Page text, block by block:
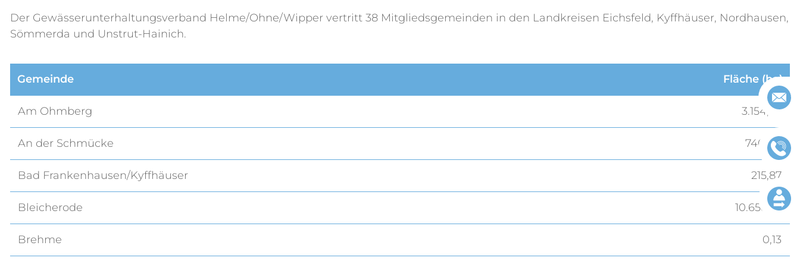
Der Gewässerunterhaltungsverband Helme/Ohne/Wipper vertritt 38 Mitgliedsgemeinden in den Landkreisen Eichsfeld, Kyffhäuser, Nordhausen,
Sömmerda und Unstrut-Hainich.
Gemeinde Fläche (ha)
Am Ohmberg 3.154,92
An der Schmücke 740,04
Bad Frankenhausen/Kyffhäuser 215,87
Bleicherode 10.658,57
Brehme 0,13